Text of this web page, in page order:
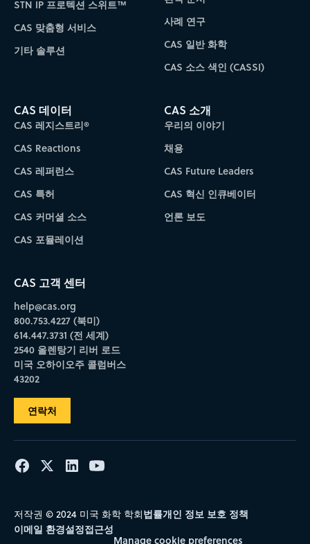
STN IP 프로텍션 스위트™
CAS 맞춤형 서비스
기타 솔루션
사례 연구
CAS 일반 화학
CAS 소스 색인 (CASSI)
CAS 데이터
CAS 레지스트리®
CAS Reactions
CAS 레퍼런스
CAS 특허
CAS 커머셜 소스
CAS 포뮬레이션
CAS 소개
우리의 이야기
채용
CAS Future Leaders
CAS 혁신 인큐베이터
언론 보도
CAS 고객 센터
help@cas.org
800.753.4227 (북미)
614.447.3731 (전 세계)
2540 올렌탕기 리버 로드
미국 오하이오주 콜럼버스
43202
연락처
저작권 © 2024 미국 화학 학회법률개인 정보 보호 정책
이메일 환경설정접근성
Manage cookie preferences